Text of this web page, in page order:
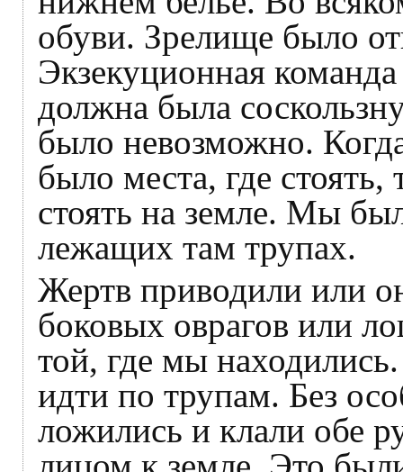
обуви. Зрелище было
Экзекуционная
должна была
было невозможно.
было места, где
стоять на земле. Мы
лежащих там трупах.
Жертв приводили или
боковых оврагов или
той, где мы
идти по трупам. Без
ложились и клали обе